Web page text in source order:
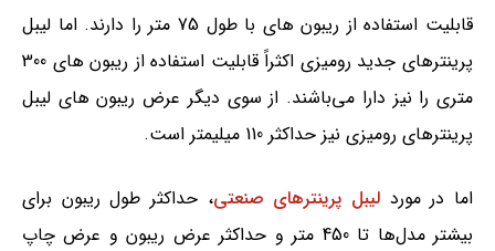
قابلیت استفاده از ریبون های با طول 75 متر را دارند. اما لیبل
پرینترهای جدید رومیزی اکثراً قابلیت استفاده از ریبون های 300
متری را نیز دارا می‌باشند. از سوی دیگر عرض ریبون های لیبل
پرینترهای رومیزی نیز حداکثر 110 میلیمتر است.
اما در مورد لیبل پرینترهای صنعتی، حداکثر طول ریبون برای
بیشتر مدل‌ها تا 450 متر و حداکثر عرض ریبون و عرض چاپ